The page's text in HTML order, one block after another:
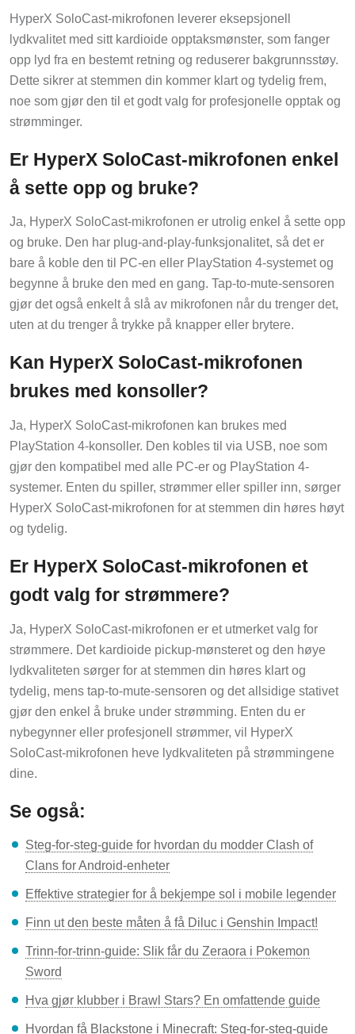
HyperX SoloCast-mikrofonen leverer eksepsjonell
lydkvalitet med sitt kardioide opptaksmønster, som fanger
opp lyd fra en bestemt retning og reduserer bakgrunnsstøy.
Dette sikrer at stemmen din kommer klart og tydelig frem,
noe som gjør den til et godt valg for profesjonelle opptak og
strømminger.
Er HyperX SoloCast-mikrofonen enkel
å sette opp og bruke?
Ja, HyperX SoloCast-mikrofonen er utrolig enkel å sette opp
og bruke. Den har plug-and-play-funksjonalitet, så det er
bare å koble den til PC-en eller PlayStation 4-systemet og
begynne å bruke den med en gang. Tap-to-mute-sensoren
gjør det også enkelt å slå av mikrofonen når du trenger det,
uten at du trenger å trykke på knapper eller brytere.
Kan HyperX SoloCast-mikrofonen
brukes med konsoller?
Ja, HyperX SoloCast-mikrofonen kan brukes med
PlayStation 4-konsoller. Den kobles til via USB, noe som
gjør den kompatibel med alle PC-er og PlayStation 4-
systemer. Enten du spiller, strømmer eller spiller inn, sørger
HyperX SoloCast-mikrofonen for at stemmen din høres høyt
og tydelig.
Er HyperX SoloCast-mikrofonen et
godt valg for strømmere?
Ja, HyperX SoloCast-mikrofonen er et utmerket valg for
strømmere. Det kardioide pickup-mønsteret og den høye
lydkvaliteten sørger for at stemmen din høres klart og
tydelig, mens tap-to-mute-sensoren og det allsidige stativet
gjør den enkel å bruke under strømming. Enten du er
nybegynner eller profesjonell strømmer, vil HyperX
SoloCast-mikrofonen heve lydkvaliteten på strømmingene
dine.
Se også:
Steg-for-steg-guide for hvordan du modder Clash of
Clans for Android-enheter
Effektive strategier for å bekjempe sol i mobile legender
Finn ut den beste måten å få Diluc i Genshin Impact!
Trinn-for-trinn-guide: Slik får du Zeraora i Pokemon
Sword
Hva gjør klubber i Brawl Stars? En omfattende guide
Hvordan få Blackstone i Minecraft: Steg-for-steg-guide